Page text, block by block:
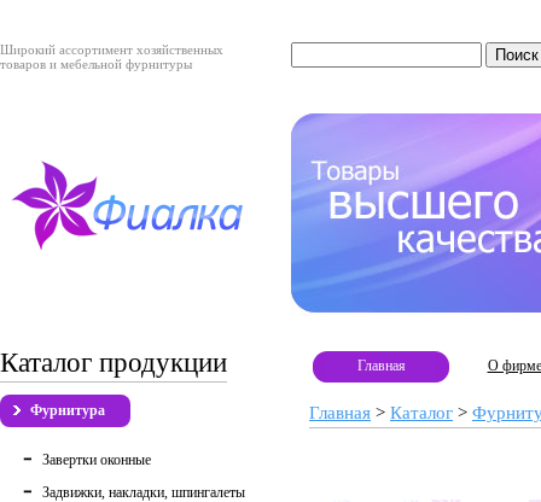
Широкий ассортимент хозяйственных
товаров и мебельной фурнитуры
Каталог продукции
Фурнитура
Завертки оконные
Задвижки, накладки, шпингалеты
Главная О фирме
Главная > Каталог >